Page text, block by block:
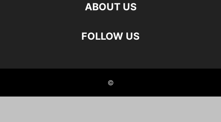
ABOUT US
FOLLOW US
©